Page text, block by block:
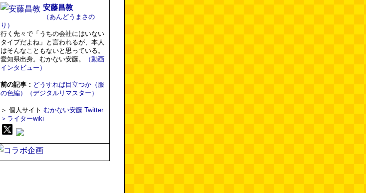
安藤昌教
（あんどうまさの
り）
行く先々で「うちの会社にはいない
タイプだよね」と言われるが、本人
はそんなこともないと思っている。
愛知県出身。むかない安藤。
（動画
インタビュー）
前の記事： どうすれば目立つか（服
の色編）（デジタルリマスター）
＞ 個人サイト むかない安藤 Twitter
＞ライターwiki